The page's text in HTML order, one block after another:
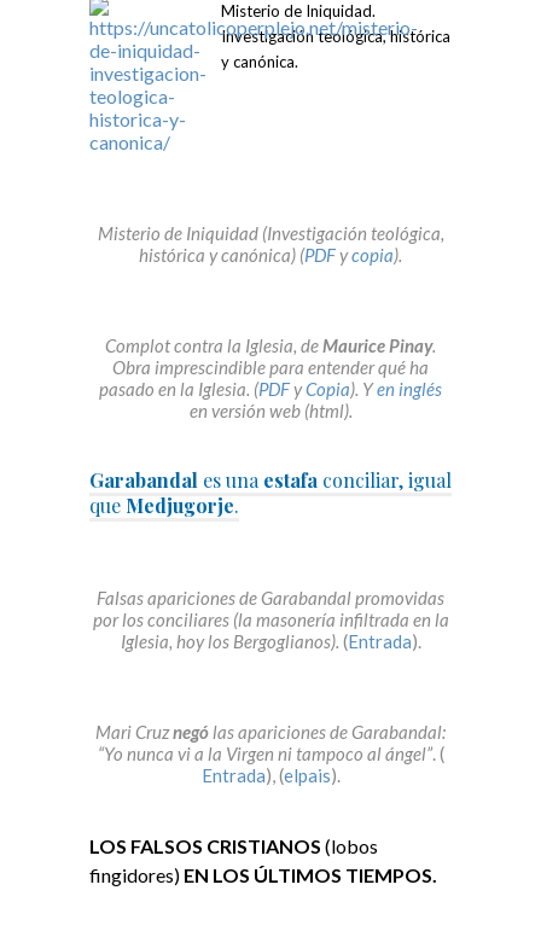
Misterio de Iniquidad.
Investigación teológica, histórica
y canónica.
Misterio de Iniquidad (Investigación teológica,
histórica y canónica) (PDFycopia).
Complot contra la Iglesia, deMaurice Pinay.
Obra imprescindible para entender qué ha
pasado en la Iglesia. (PDFyCopia). Yen inglés
en versión web (html).
Garabandal es unaestafa conciliar, igual
que Medjugorje.
Falsas apariciones de Garabandal promovidas
por los conciliares (la masonería infiltrada en la
Iglesia, hoy los Bergoglianos). (Entrada).
Mari Cruznegó las apariciones de Garabandal:
“Yo nunca vi a la Virgen ni tampoco al ángel”. (
Entrada), (elpais).
LOS FALSOS CRISTIANOS (lobos
fingidores) EN LOS ÚLTIMOS TIEMPOS.